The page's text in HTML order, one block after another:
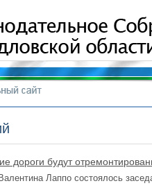
дороги будут
Лаппо состоялось